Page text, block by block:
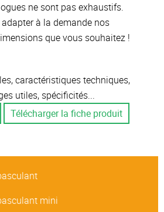
ne sont pas exhaustifs.
à la demande nos
que vous souhaitez !
caractéristiques techniques,
utiles, spécificités...
Télécharger la fiche produit
mini